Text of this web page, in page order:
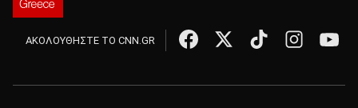
ΑΚΟΛΟΥΘΗΣΤΕ ΤΟ CNN.GR